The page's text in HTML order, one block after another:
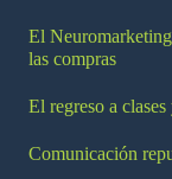
El
las compras
El regreso a
Comunicación